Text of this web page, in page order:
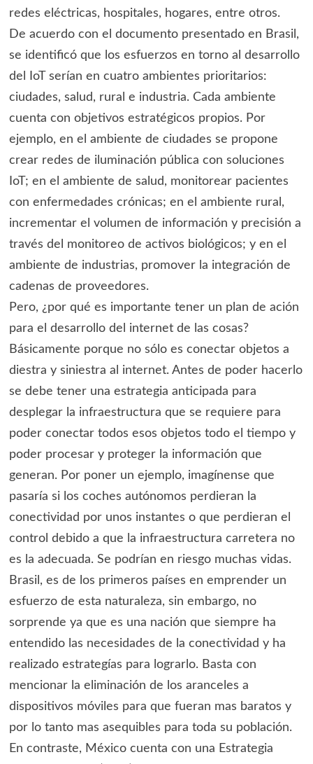
redes eléctricas, hospitales, hogares, entre otros.
De acuerdo con el documento presentado en Brasil,
se identificó que los esfuerzos en torno al desarrollo
del IoT serían en cuatro ambientes prioritarios:
ciudades, salud, rural e industria. Cada ambiente
cuenta con objetivos estratégicos propios. Por
ejemplo, en el ambiente de ciudades se propone
crear redes de iluminación pública con soluciones
IoT; en el ambiente de salud, monitorear pacientes
con enfermedades crónicas; en el ambiente rural,
incrementar el volumen de información y precisión a
través del monitoreo de activos biológicos; y en el
ambiente de industrias, promover la integración de
cadenas de proveedores.
Pero, ¿por qué es importante tener un plan de ación
para el desarrollo del internet de las cosas?
Básicamente porque no sólo es conectar objetos a
diestra y siniestra al internet. Antes de poder hacerlo
se debe tener una estrategia anticipada para
desplegar la infraestructura que se requiere para
poder conectar todos esos objetos todo el tiempo y
poder procesar y proteger la información que
generan. Por poner un ejemplo, imagínense que
pasaría si los coches autónomos perdieran la
conectividad por unos instantes o que perdieran el
control debido a que la infraestructura carretera no
es la adecuada. Se podrían en riesgo muchas vidas.
Brasil, es de los primeros países en emprender un
esfuerzo de esta naturaleza, sin embargo, no
sorprende ya que es una nación que siempre ha
entendido las necesidades de la conectividad y ha
realizado estrategías para lograrlo. Basta con
mencionar la eliminación de los aranceles a
dispositivos móviles para que fueran mas baratos y
por lo tanto mas asequibles para toda su población.
En contraste, México cuenta con una Estrategia